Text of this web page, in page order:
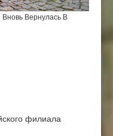
Вернулась В
филиала